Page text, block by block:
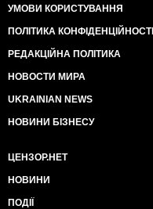
УМОВИ КОРИСТУВАННЯ
ПОЛІТИКА КОНФІДЕНЦІЙНОСТІ
РЕДАКЦІЙНА ПОЛІТИКА
НОВОСТИ МИРА
UKRAINIAN NEWS
НОВИНИ БІЗНЕСУ
ЦЕНЗОР.НЕТ
НОВИНИ
ПОДІЇ